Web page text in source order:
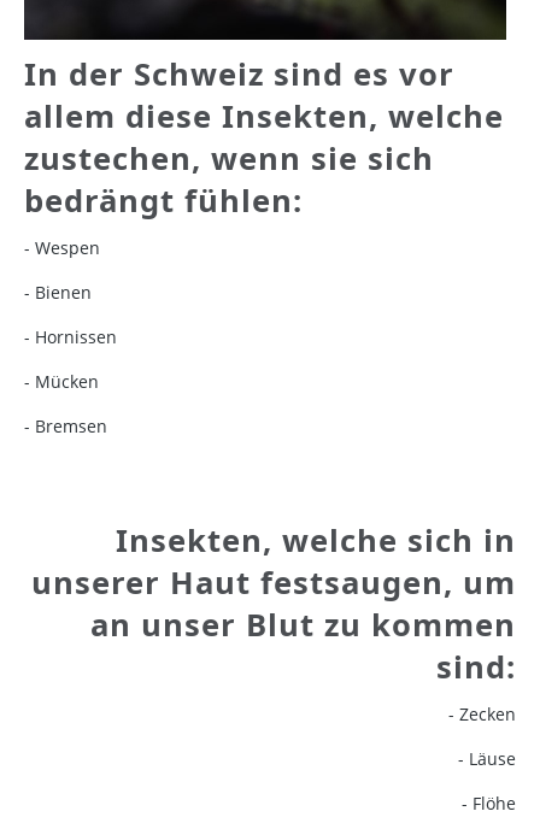
In der Schweiz sind es vor
allem diese Insekten, welche
zustechen, wenn sie sich
bedrängt fühlen:
- Wespen
- Bienen
- Hornissen
- Mücken
- Bremsen
Insekten, welche sich in
unserer Haut festsaugen, um
an unser Blut zu kommen
sind:
- Zecken
- Läuse
- Flöhe